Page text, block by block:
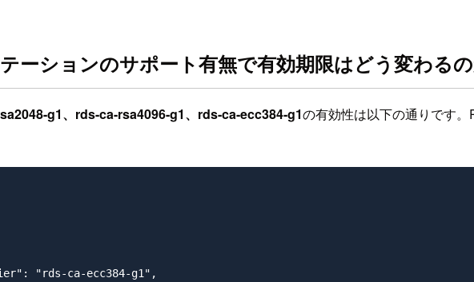
ーションのサポート有無で有効期限はどう変わる
g1、rds-ca-rsa4096-g1、rds-ca-ecc384-g1の有効性は以下の通りです
"rds-ca-ecc384-g1",